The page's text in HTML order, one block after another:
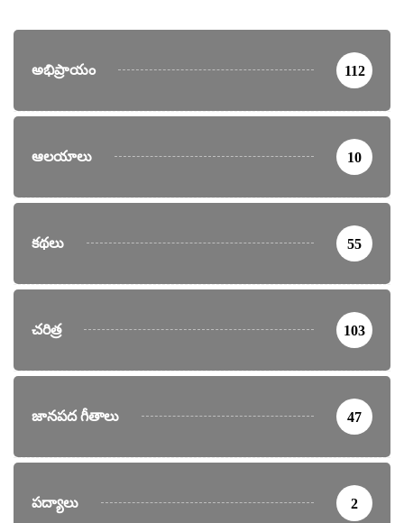
అభిప్రాయం 112
ఆలయాలు 10
కథలు 55
చరిత్ర 103
జానపద గీతాలు 47
పద్యాలు 2